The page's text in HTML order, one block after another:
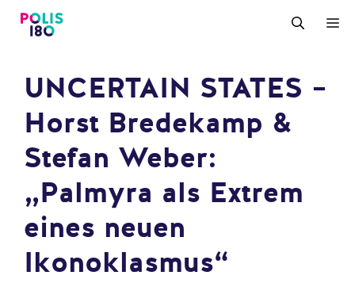
Zum
Inhalt
UNCERTAIN STATES –
Horst Bredekamp &
Stefan Weber:
„Palmyra als Extrem
eines neuen
Ikonoklasmus“